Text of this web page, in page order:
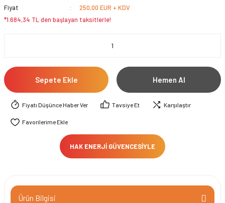
Fiyat
250,00 EUR + KDV
*1.684,34 TL den başlayan taksitlerle!
Sepete Ekle Hemen Al
Fiyatı Düşünce Haber Ver Tavsiye Et Karşılaştır
HAK ENERJİ GÜVENCESİYLE
Ürün Bilgisi